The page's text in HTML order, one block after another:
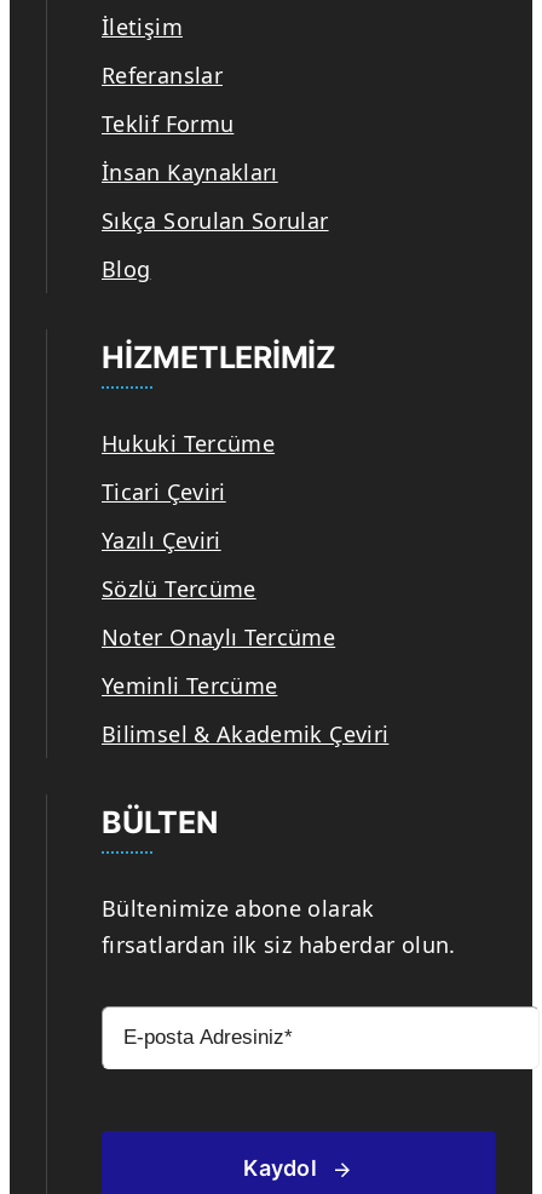
İletişim
Referanslar
Teklif Formu
İnsan Kaynakları
Sıkça Sorulan Sorular
Blog
HIZMETLERIMIZ
Hukuki Tercüme
Ticari Çeviri
Yazılı Çeviri
Sözlü Tercüme
Noter Onaylı Tercüme
Yeminli Tercüme
Bilimsel & Akademik Çeviri
BÜLTEN
Bültenimize abone olarak
fırsatlardan ilk siz haberdar olun.
Kaydol